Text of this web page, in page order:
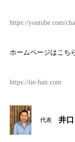
https://youtube.com/
ホームページはこち
https://tie-hair.com
代表 井